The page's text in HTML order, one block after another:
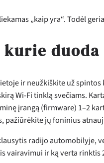
„kaip yra“. Todėl
kurie
ir neužkiškite už spintos
Wi‑Fi tinklą svečiams.
įrangą (firmware) 1–2
pažiūrėkite jų foninius
radijo automobilyje,
vairavimui ir ką verta